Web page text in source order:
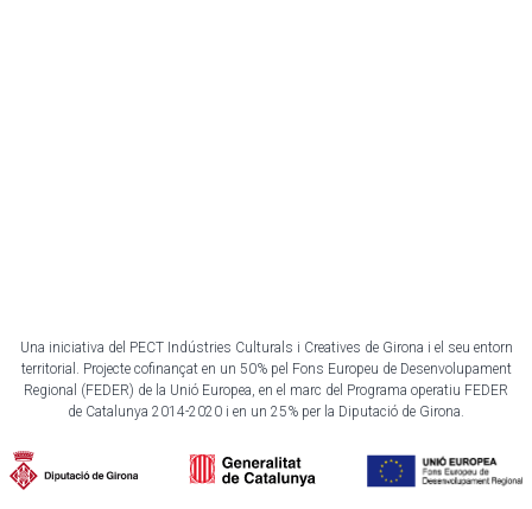
Una iniciativa del PECT Indústries Culturals i Creatives de Girona i el seu entorn
territorial. Projecte cofinançat en un 50% pel Fons Europeu de Desenvolupament
Regional (FEDER) de la Unió Europea, en el marc del Programa operatiu FEDER
de Catalunya 2014-2020 i en un 25% per la Diputació de Girona.